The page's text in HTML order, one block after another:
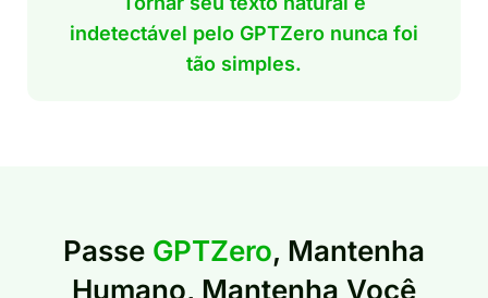
indetectável pelo GPTZero nunca foi
tão simples.
Passe GPTZero, Mantenha
Humano, Mantenha Você